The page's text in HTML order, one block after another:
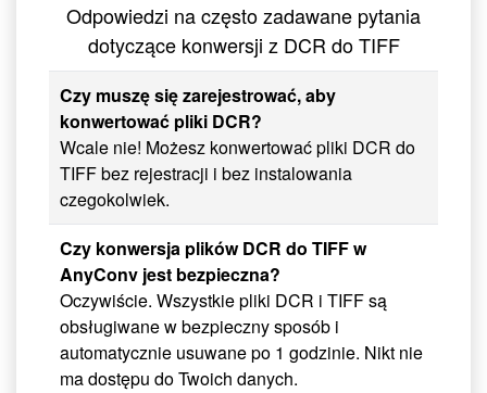
Odpowiedzi na często zadawane pytania
dotyczące konwersji z DCR do TIFF
Czy muszę się zarejestrować, aby
konwertować pliki DCR?
Wcale nie! Możesz konwertować pliki DCR do
TIFF bez rejestracji i bez instalowania
czegokolwiek.
Czy konwersja plików DCR do TIFF w
AnyConv jest bezpieczna?
Oczywiście. Wszystkie pliki DCR i TIFF są
obsługiwane w bezpieczny sposób i
automatycznie usuwane po 1 godzinie. Nikt nie
ma dostępu do Twoich danych.